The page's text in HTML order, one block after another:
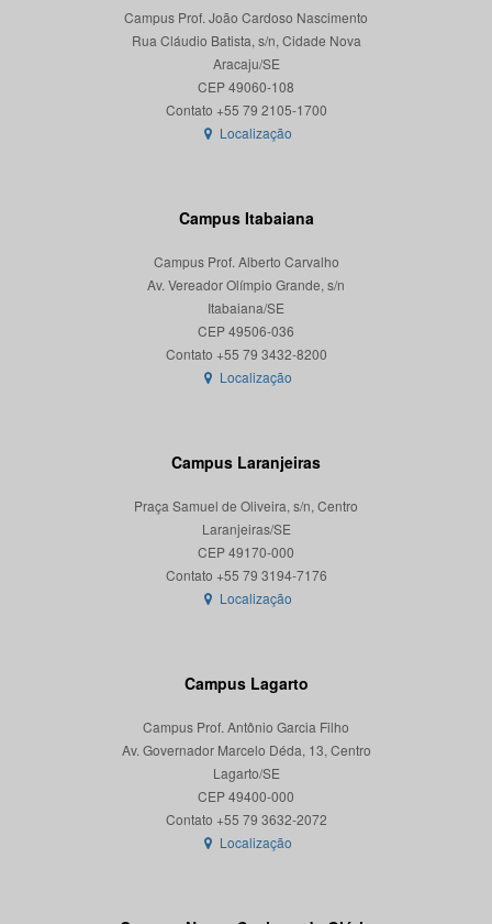
Campus Prof. João Cardoso Nascimento
Rua Cláudio Batista, s/n, Cidade Nova
Aracaju/SE
CEP 49060-108
Localização
Campus Itabaiana
Campus Prof. Alberto Carvalho
Av. Vereador Olímpio Grande, s/n
Itabaiana/SE
CEP 49506-036
Localização
Campus Laranjeiras
Praça Samuel de Oliveira, s/n, Centro
Laranjeiras/SE
CEP 49170-000
Localização
Campus Lagarto
Campus Prof. Antônio Garcia Filho
Av. Governador Marcelo Déda, 13, Centro
Lagarto/SE
CEP 49400-000
Localização